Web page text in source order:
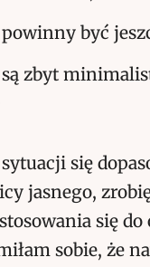
być
zbyt
się
jasnego,
się
sobie, że